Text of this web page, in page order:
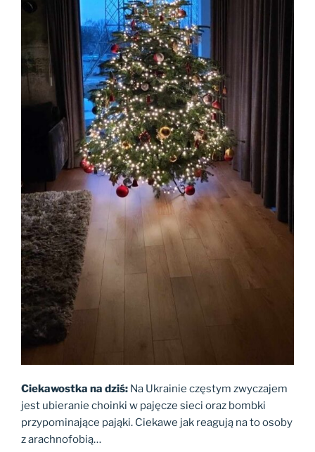
Ciekawostka na dziś: Na Ukrainie częstym zwyczajem
jest ubieranie choinki w pajęcze sieci oraz bombki
przypominające pająki. Ciekawe jak reagują na to osoby
z arachnofobią…